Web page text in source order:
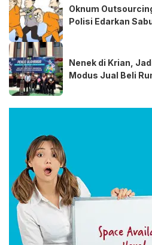
Oknum
Polisi Edarkan
Nenek di Krian,
Modus Jual Beli